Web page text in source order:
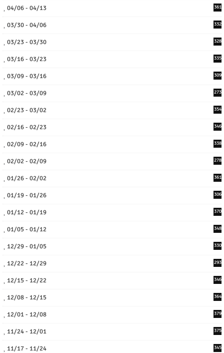
04/06 - 04/13 361
03/30 - 04/06 332
03/23 - 03/30 328
03/16 - 03/23 335
03/09 - 03/16 309
03/02 - 03/09 273
02/23 - 03/02 354
02/16 - 02/23 346
02/09 - 02/16 338
02/02 - 02/09 278
01/26 - 02/02 361
01/19 - 01/26 306
01/12 - 01/19 370
01/05 - 01/12 348
12/29 - 01/05 330
12/22 - 12/29 293
12/15 - 12/22 346
12/08 - 12/15 364
12/01 - 12/08 379
11/24 - 12/01 375
11/17 - 11/24 345